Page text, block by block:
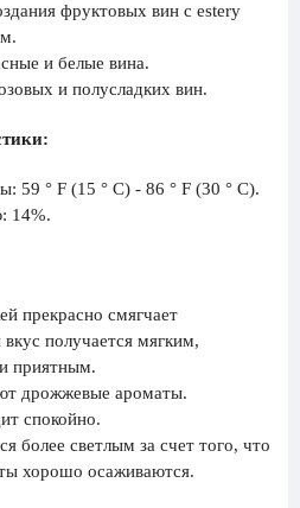
фруктовых вин с estery
и белые вина.
и полусладких вин.
59 ° F (15 ° C) - 86 ° F (30 ° C).
14%.
прекрасно смягчает
получается мягким,
приятным.
дрожжевые ароматы.
спокойно.
более светлым за счет того, что
хорошо осаживаются.